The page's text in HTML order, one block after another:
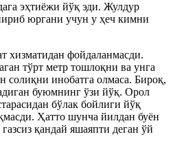
эҳтиёжи йўқ эди. Жулдур
юргани учун у ҳеч кимни
хизматидан фойдаланмасди.
тўрт метр тошлоқни ва унга
солиқни инобатга олмаса. Бироқ,
буюмнинг ўзи йўқ. Орол
бўлак бойлиги йўқ
Ҳатто шунча йилдан буён
қандай яшаяпти деган ўй